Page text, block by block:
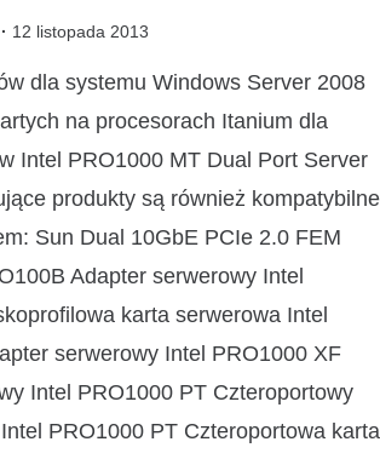
12 listopada 2013
dla systemu Windows Server 2008
na procesorach Itanium dla
Intel PRO1000 MT Dual Port Server
produkty są również kompatybilne
Sun Dual 10GbE PCIe 2.0 FEM
Adapter serwerowy Intel
karta serwerowa Intel
serwerowy Intel PRO1000 XF
Intel PRO1000 PT Czteroportowy
PRO1000 PT Czteroportowa karta